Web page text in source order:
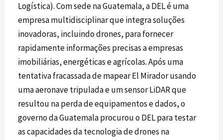
Logística). Com sede na Guatemala, a DEL é uma
empresa multidisciplinar que integra soluções
inovadoras, incluindodrones, para fornecer
rapidamente informações precisas a empresas
imobiliárias, energéticas e agrícolas. Após uma
tentativa fracassada de mapear El Mirador usando
uma aeronave tripulada e um sensorLiDARque
resultou na perda de equipamentos e dados, o
governo da Guatemala procurou o DEL para testar
as capacidades da tecnologia dedrones na